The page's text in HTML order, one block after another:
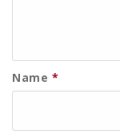
Name *